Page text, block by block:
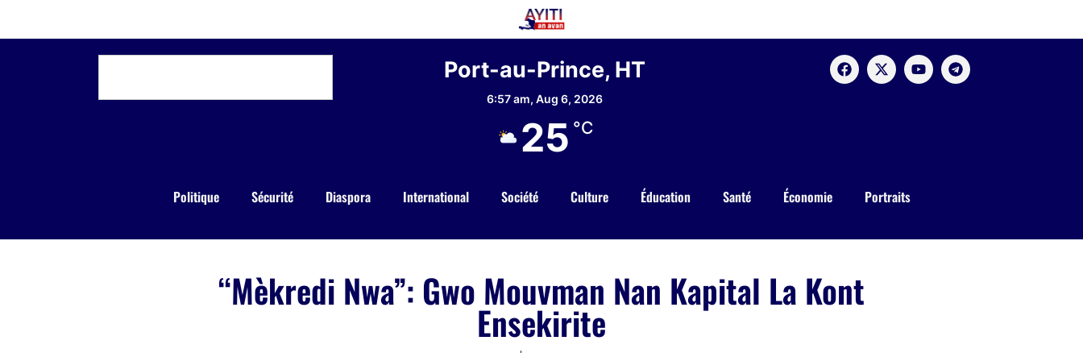
Port-au-Prince, HT
6:57 am, Aug 6, 2026
25 °C
Politique Sécurité Diaspora International Société Culture Éducation Santé Économie Portraits
“Mèkredi Nwa”: Gwo Mouvman Nan Kapital La Kont
Ensekirite